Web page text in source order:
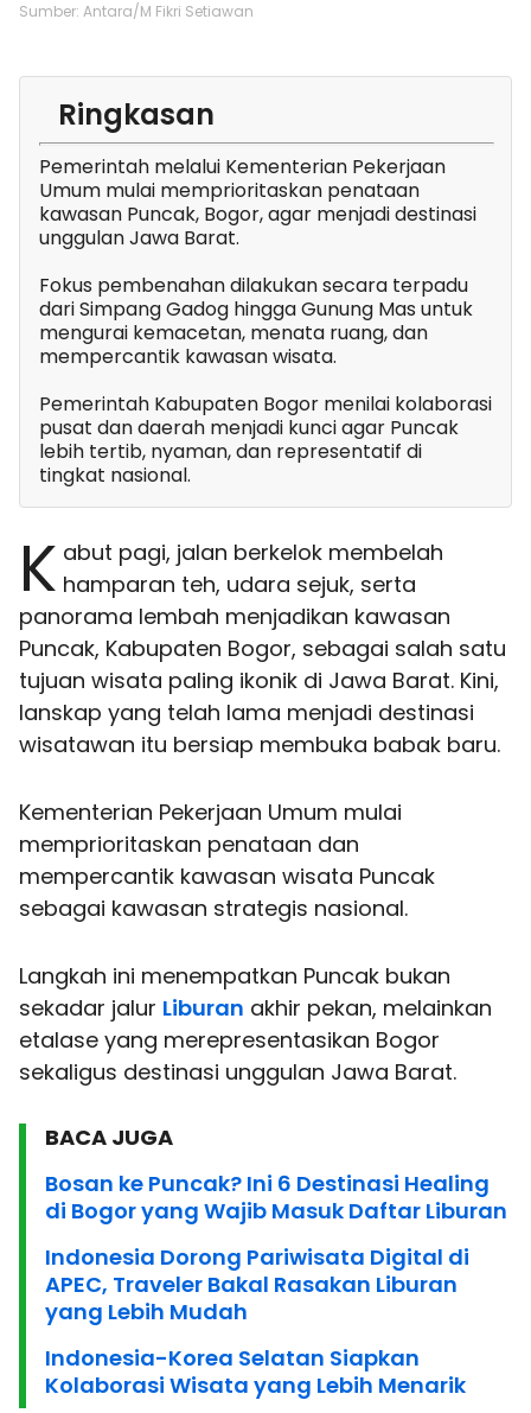
Sumber: Antara/M Fikri Setiawan
Ringkasan
Pemerintah melalui Kementerian Pekerjaan
Umum mulai memprioritaskan penataan
kawasan Puncak, Bogor, agar menjadi destinasi
unggulan Jawa Barat.
Fokus pembenahan dilakukan secara terpadu
dari Simpang Gadog hingga Gunung Mas untuk
mengurai kemacetan, menata ruang, dan
mempercantik kawasan wisata.
Pemerintah Kabupaten Bogor menilai kolaborasi
pusat dan daerah menjadi kunci agar Puncak
lebih tertib, nyaman, dan representatif di
tingkat nasional.
K abut pagi, jalan berkelok membelah
hamparan teh, udara sejuk, serta
panorama lembah menjadikan kawasan
Puncak, Kabupaten Bogor, sebagai salah satu
tujuan wisata paling ikonik di Jawa Barat. Kini,
lanskap yang telah lama menjadi destinasi
wisatawan itu bersiap membuka babak baru.
Kementerian Pekerjaan Umum mulai
memprioritaskan penataan dan
mempercantik kawasan wisata Puncak
sebagai kawasan strategis nasional.
Langkah ini menempatkan Puncak bukan
sekadar jalur Liburan akhir pekan, melainkan
etalase yang merepresentasikan Bogor
sekaligus destinasi unggulan Jawa Barat.
BACA JUGA
Bosan ke Puncak? Ini 6 Destinasi Healing
di Bogor yang Wajib Masuk Daftar Liburan
Indonesia Dorong Pariwisata Digital di
APEC, Traveler Bakal Rasakan Liburan
yang Lebih Mudah
Indonesia-Korea Selatan Siapkan
Kolaborasi Wisata yang Lebih Menarik